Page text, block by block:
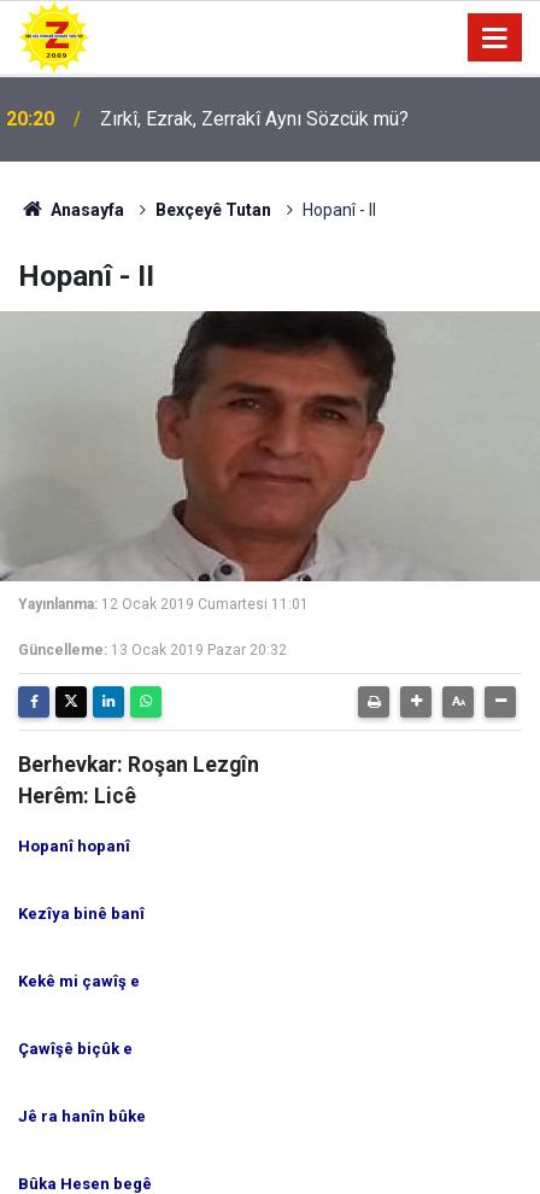
20:20
09:56 Ji Zilma Partîzanan Nimûneyeka Piçûk
Anasayfa Bexçeyê Tutan Hopanî - II
Hopanî - II
Yayınlanma: 12 Ocak 2019 Cumartesi 11:01
Güncelleme: 13 Ocak 2019 Pazar 20:32
Berhevkar: Roşan Lezgîn
Herêm: Licê
Hopanî hopanî
Kezîya binê banî
Kekê mi çawîş e
Çawîşê biçûk e
Jê ra hanîn bûke
Bûka Hesen begê